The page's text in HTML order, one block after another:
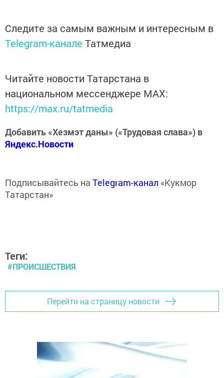
Следите за самым важным и интересным в
Telegram-канале Татмедиа
Читайте новости Татарстана в
национальном мессенджере MАХ:
https://max.ru/tatmedia
Добавить «Хезмэт даны» («Трудовая слава») в
Яндекс.Новости
Подписывайтесь на Telegram-канал «Кукмор
Татарстан»
Теги:
#ПРОИСШЕСТВИЯ
Перейти на страницу новости